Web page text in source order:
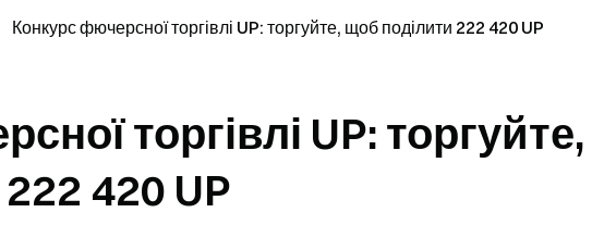
Конкурс фючерсної торгівлі UP: торгуйте, щоб поділити 222 420 UP
торгівлі UP: торгуйте,
420 UP